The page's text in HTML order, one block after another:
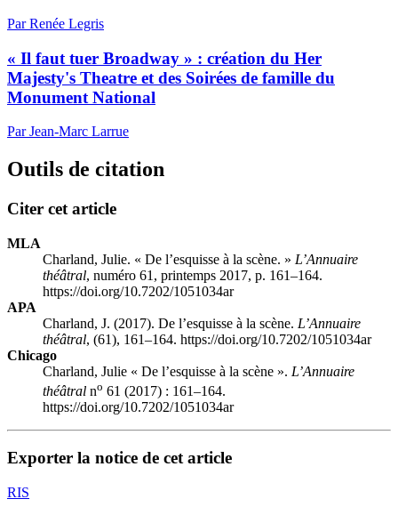
Par Renée Legris
« Il faut tuer Broadway » : création du Her
Majesty's Theatre et des Soirées de famille du
Monument National
Par Jean-Marc Larrue
Outils de citation
Citer cet article
MLA
Charland, Julie. « De l’esquisse à la scène. » L’Annuaire
théâtral, numéro 61, printemps 2017, p. 161–164.
https://doi.org/10.7202/1051034ar
APA
Charland, J. (2017). De l’esquisse à la scène. L’Annuaire
théâtral, (61), 161–164. https://doi.org/10.7202/1051034ar
Chicago
Charland, Julie « De l’esquisse à la scène ». L’Annuaire
théâtral no 61 (2017) : 161–164.
https://doi.org/10.7202/1051034ar
Exporter la notice de cet article
RIS